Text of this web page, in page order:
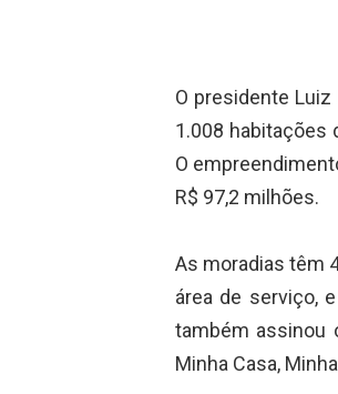
O presidente
1.008 habitações
O
R$ 97,2 milhões.
As moradias têm
área de serviço,
também assinou
Minha Casa,